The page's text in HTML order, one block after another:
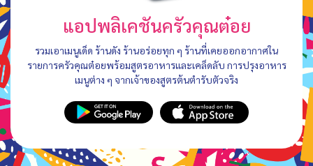
แอปพลิเคชันครัวคุณต๋อย
รวมเอาเมนูเด็ด ร้านดัง ร้านอร่อยทุก ๆ ร้านที่เคยออกอากาศใน
รายการครัวคุณต๋อยพร้อมสูตรอาหารและเคล็ดลับ การปรุงอาหาร
เมนูต่าง ๆ จากเจ้าของสูตรต้นตำรับตัวจริง